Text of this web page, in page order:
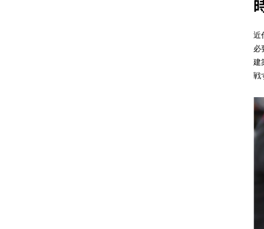
近
必
建
戦